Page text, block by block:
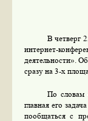
В четверг
интернет-
деятельности».
сразу на 3-х
По словам
главная его
пообщаться с